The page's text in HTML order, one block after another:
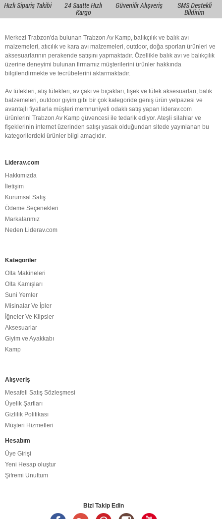
Hızlı Sipariş Takibi 24 Saatte Hızlı
Kargo
Güvenilir Alışveriş SMS Destekli
Bildirim
Merkezi Trabzon'da bulunan Trabzon Av Kamp, balıkçılık ve balık avı
malzemeleri, atıcılık ve kara avı malzemeleri, outdoor, doğa sporları ürünleri ve
aksesuarlarının perakende satışını yapmaktadır. Özellikle balık avı ve balıkçılık
üzerine deneyimi bulunan firmamız müşterilerini ürünler hakkında
bilgilendirmekte ve tecrübelerini aktarmaktadır.
Av tüfekleri, atış tüfekleri, av çakı ve bıçakları, fişek ve tüfek aksesuarları, balık
balzemeleri, outdoor giyim gibi bir çok kategoride geniş ürün yelpazesi ve
avantajlı fiyatlarla müşteri memnuniyeti odaklı satış yapan liderav.com
ürünlerini Trabzon Av Kamp güvencesi ile tedarik ediyor. Ateşli silahlar ve
fişeklerinin internet üzerinden satışı yasak olduğundan sitede yayınlanan bu
kategorilerdeki ürünler bilgi amaçlıdır.
Liderav.com
Hakkımızda
İletişim
Kurumsal Satış
Ödeme Seçenekleri
Markalarımız
Neden Liderav.com
Kategoriler
Olta Makineleri
Olta Kamışları
Suni Yemler
Misinalar Ve İpler
İğneler Ve Klipsler
Aksesuarlar
Giyim ve Ayakkabı
Kamp
Alışveriş
Mesafeli Satış Sözleşmesi
Üyelik Şartları
Gizlilik Politikası
Müşteri Hizmetleri
Hesabım
Üye Girişi
Yeni Hesap oluştur
Şifremi Unuttum
Bizi Takip Edin